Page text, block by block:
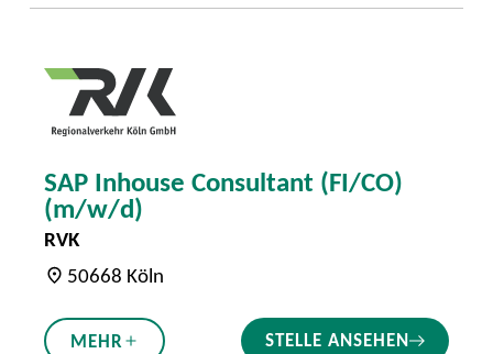
SAP Inhouse Consultant (FI/CO)
(m/w/d)
RVK
50668 Köln
MEHR STELLE ANSEHEN